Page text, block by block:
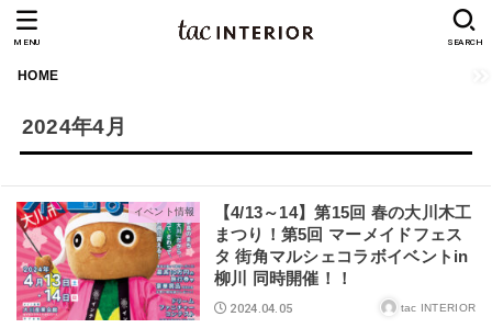
HOME
SEARCH
MENU
2024年4月
イベント情報
【4/13～14】第15回 春の大川木工
まつり！第5回 マーメイドフェス
タ 街角マルシェコラボイベントin
柳川 同時開催！！
2024.04.05 tac INTERIOR